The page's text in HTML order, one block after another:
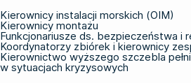
Kierownicy instalacji morskich (OIM)
Kierownicy montażu
Funkcjonariusze ds. bezpieczeństwa i
Koordynatorzy zbiórek i kierownicy
Kierownictwo wyższego szczebla
w sytuacjach kryzysowych